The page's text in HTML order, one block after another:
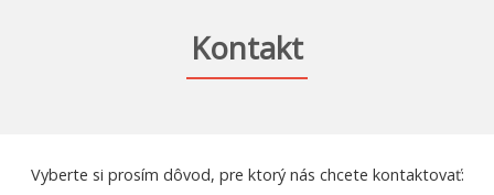
Kontakt
Vyberte si prosím dôvod, pre ktorý nás chcete kontaktovať: